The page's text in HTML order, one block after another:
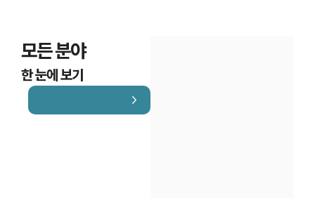
모든 분야
한 눈에 보기